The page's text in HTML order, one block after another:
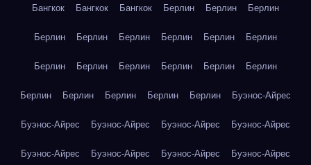
Бангкок Бангкок Бангкок Берлин Берлин Берлин
Берлин Берлин Берлин Берлин Берлин Берлин
Берлин Берлин Берлин Берлин Берлин Берлин
Берлин Берлин Берлин Берлин Берлин Буэнос-Айрес
Буэнос-Айрес Буэнос-Айрес Буэнос-Айрес Буэнос-Айрес
Буэнос-Айрес Буэнос-Айрес Буэнос-Айрес Буэнос-Айрес